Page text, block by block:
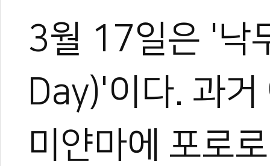
3월 17일은 '낙
Day)'이다. 과
미얀마에 포로